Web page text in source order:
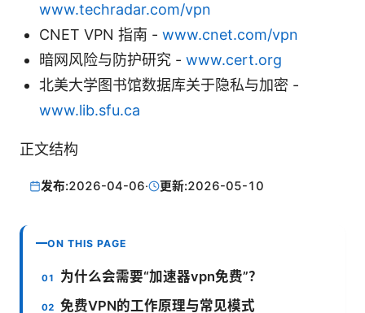
www.techradar.com/vpn
CNET VPN 指南 - www.cnet.com/vpn
暗网风险与防护研究 - www.cert.org
北美大学图书馆数据库关于隐私与加密 -
www.lib.sfu.ca
正文结构
发布:2026-04-06· 更新:2026-05-10
ON THIS PAGE
为什么会需要“加速器vpn免费”？
免费VPN的工作原理与常见模式